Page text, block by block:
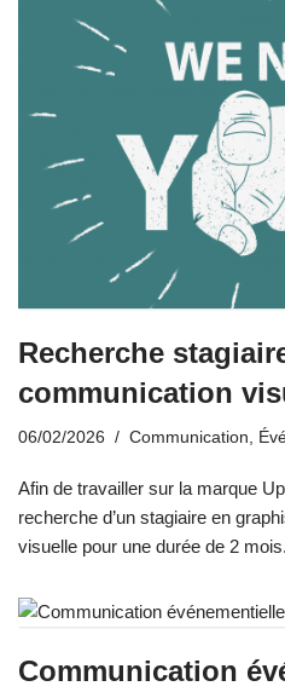
Recherche
communication
06/02/2026 Communication
Afin de travailler sur la marque
recherche d’un stagiaire en
visuelle pour une durée de 2 mois.
Communication